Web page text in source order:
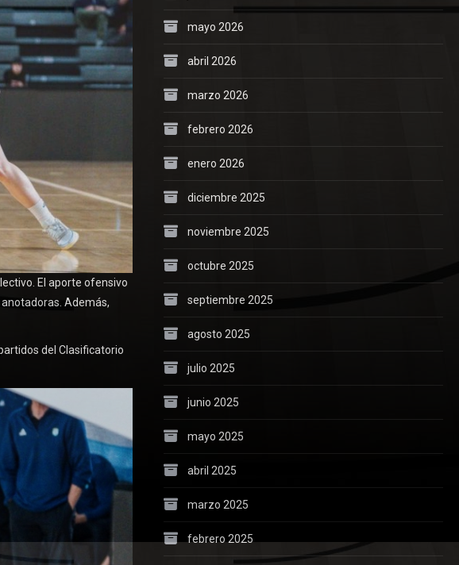
El aporte ofensivo
Además,
del Clasificatorio
mayo 2026
abril 2026
marzo 2026
febrero 2026
enero 2026
diciembre 2025
noviembre 2025
octubre 2025
septiembre 2025
agosto 2025
julio 2025
junio 2025
mayo 2025
abril 2025
marzo 2025
febrero 2025